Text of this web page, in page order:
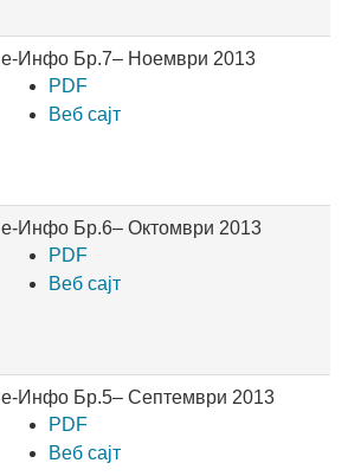
е-Инфо Бр.7– Ноември 2013
PDF
Веб сајт
е-Инфо Бр.6– Октомври 2013
PDF
Веб сајт
е-Инфо Бр.5– Септември 2013
PDF
Веб сајт